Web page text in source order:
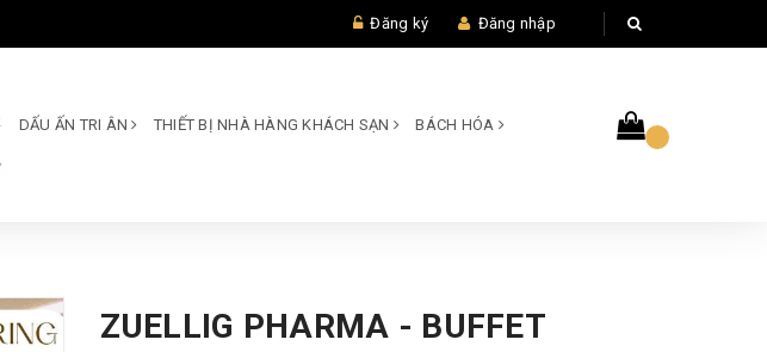
Đăng ký Đăng nhập
DẤU ẤN TRI ÂN THIẾT BỊ NHÀ HÀNG KHÁCH SẠN BÁCH HÓA
ZUELLIG PHARMA - BUFFET